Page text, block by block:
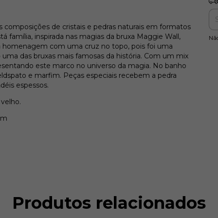
de cristais e pedras naturais em formatos
família, inspirada nas magias da bruxa Maggie Wall,
com uma cruz no topo, pois foi uma
das bruxas mais famosas da história. Com um mix
este marco no universo da magia. No banho
e marfim. Peças especiais recebem a pedra
espessos.
Produtos relacionados